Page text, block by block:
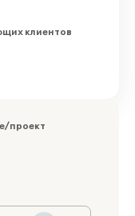
клиентов
проект